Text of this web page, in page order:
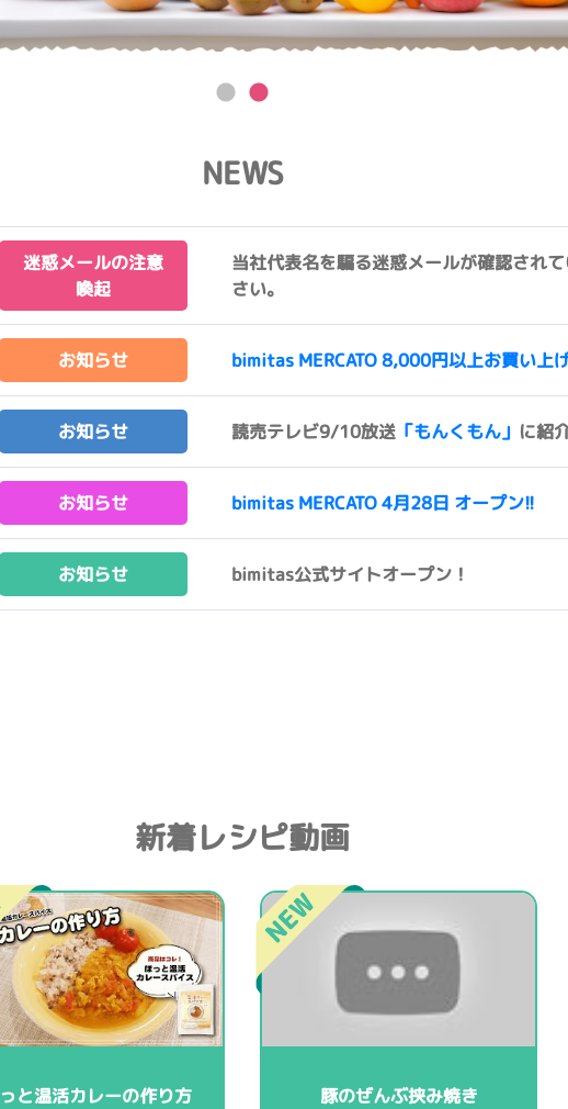
NEWS
迷惑メールの注意
喚起
当社代表名を騙る迷惑メールが確認され
さい。
お知らせ bimitas MERCATO 8,000円以上お買い上
お知らせ 読売テレビ9/10放送 「もんくもん」 に紹
お知らせ bimitas MERCATO 4月28日 オープン!!
お知らせ bimitas公式サイトオープン！
新着レシピ動画
と温活カレーの作り方 豚のぜんぶ挟み焼き